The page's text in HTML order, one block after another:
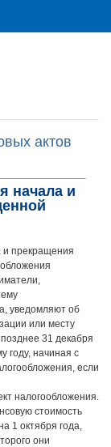
актов
начала и
и прекращения
уведомляют об
или месту
31 декабря
году, начиная с
если
налогообложения.
стоимость
1 октября года,
они